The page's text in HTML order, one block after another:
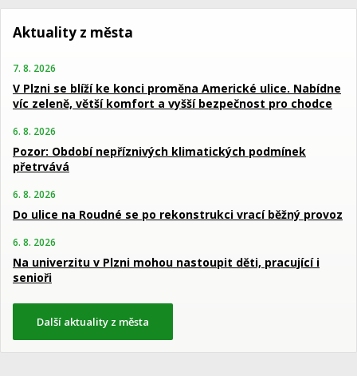
Aktuality z města
7. 8. 2026
V Plzni se blíží ke konci proměna Americké ulice. Nabídne
víc zeleně, větší komfort a vyšší bezpečnost pro chodce
6. 8. 2026
Pozor: Období nepříznivých klimatických podmínek
přetrvává
6. 8. 2026
Do ulice na Roudné se po rekonstrukci vrací běžný provoz
6. 8. 2026
Na univerzitu v Plzni mohou nastoupit děti, pracující i
senioři
Další aktuality z města